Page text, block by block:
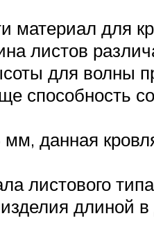
материал для
листов
для волны
способность
данная
листового
длиной